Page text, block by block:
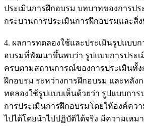
ประเมินการฝึกอบรม บทบาทของการปร
กระบวนการประเมินการฝึกอบรมและสิ่
4. ผลการทดลองใช้และประเมินรูปแบบก
อบรมที่พัฒนาขึ้นพบว่า รูปแบบการประเ
ครบตามสถานการณ์ของการประเมินทั้ง
ฝึกอบรม ระหว่างการฝึกอบรม และหลัง
ทดลองใช้รูปแบบเห็นด้วยว่า รูปแบบการ
การประเมินการฝึกอบรมโดยให้องค์คว
ไปได้โดยนำไปปฏิบัติได้จริง มีความเหม